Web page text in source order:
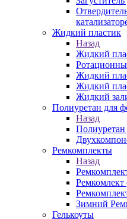
Жидкий пластик
Назад
Жидкий
Жидкий
Жидкий
Жидкий
Полиуретан для
Назад
Ремкомплекты
Назад
Ремкомлект
Зимний
Гелькоуты